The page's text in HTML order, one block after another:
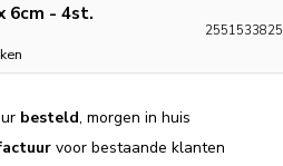
6cm - 4st.
2551533825
besteld, morgen in huis
voor bestaande klanten